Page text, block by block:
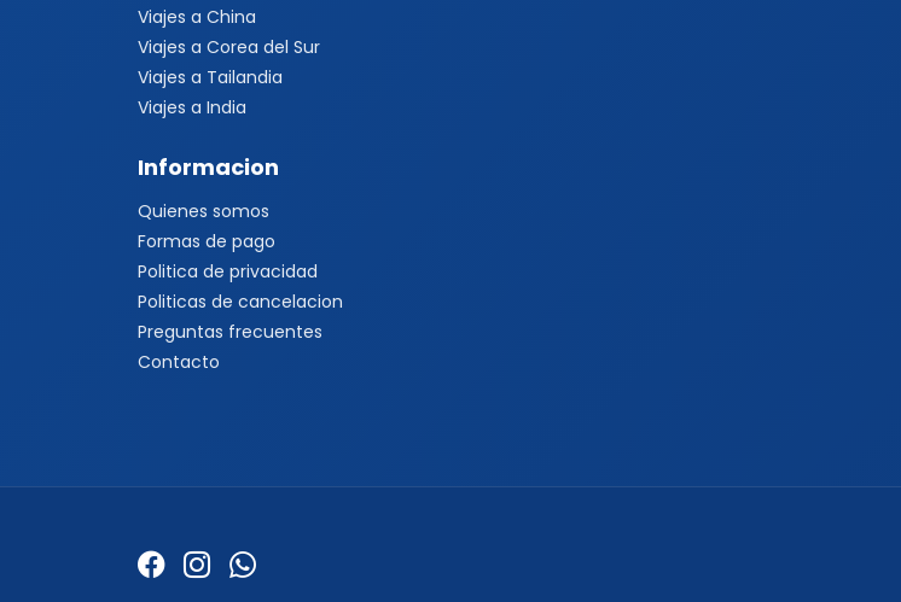
Viajes a China
Viajes a Corea del Sur
Viajes a Tailandia
Viajes a India
Informacion
Quienes somos
Formas de pago
Politica de privacidad
Politicas de cancelacion
Preguntas frecuentes
Contacto